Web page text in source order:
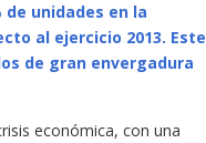
de unidades en la
al ejercicio 2013. Este
de gran envergadura
económica, con una